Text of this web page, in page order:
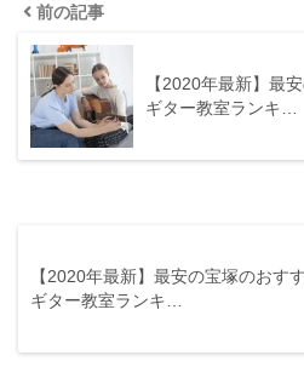
前の記事
【2020年最新】最
ギター教室ランキ…
【2020年最新】最安の宝塚のおす
ギター教室ランキ…